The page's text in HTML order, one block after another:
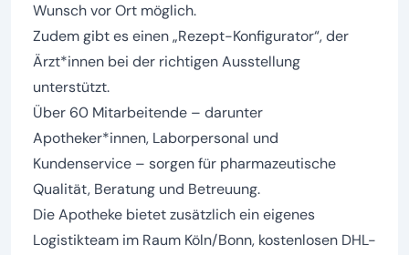
Wunsch vor Ort möglich.
Zudem gibt es einen „Rezept-Konfigurator“, der
Ärzt*innen bei der richtigen Ausstellung
unterstützt.
Über 60 Mitarbeitende – darunter
Apotheker*innen, Laborpersonal und
Kundenservice – sorgen für pharmazeutische
Qualität, Beratung und Betreuung.
Die Apotheke bietet zusätzlich ein eigenes
Logistikteam im Raum Köln/Bonn, kostenlosen DHL-